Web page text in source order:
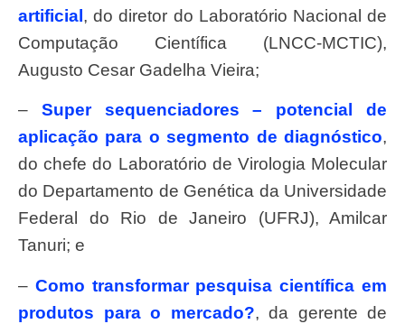
artificial , do diretor do Laboratório Nacional de
Computação Científica (LNCC-MCTIC),
Augusto Cesar Gadelha Vieira;
Super sequenciadores – potencial de
aplicação para o segmento de diagnóstico,
do chefe do Laboratório de Virologia Molecular
do Departamento de Genética da Universidade
Federal do Rio de Janeiro (UFRJ), Amilcar
Tanuri; e
Como transformar pesquisa científica em
produtos para o mercado?, da gerente de